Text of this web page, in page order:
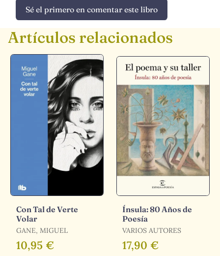
Sé el primero en comentar este libro
Artículos relacionados
Con Tal de Verte
Volar
GANE, MIGUEL
10,95 €
Ínsula: 80 Años de
Poesía
VARIOS AUTORES
17,90 €